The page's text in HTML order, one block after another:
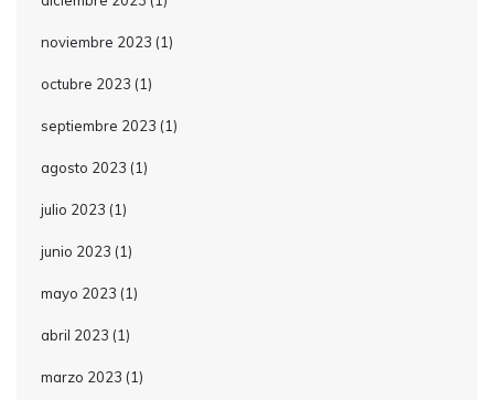
noviembre 2023 (1)
octubre 2023 (1)
septiembre 2023 (1)
agosto 2023 (1)
julio 2023 (1)
junio 2023 (1)
mayo 2023 (1)
abril 2023 (1)
marzo 2023 (1)